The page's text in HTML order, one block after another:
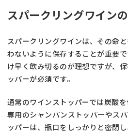
スパークリングワイン
スパークリングワインは、その命
わないように保存することが重要
け早く飲み切るのが理想ですが、
ッパーが必須です。
通常のワインストッパーでは炭酸を
専用のシャンパンストッパーやス
ッパーは、瓶口をしっかりと密閉